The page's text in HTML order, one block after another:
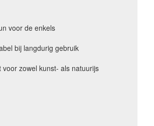
voor de enkels
bij langdurig gebruik
voor zowel kunst- als natuurijs